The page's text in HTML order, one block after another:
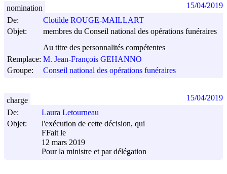
De:
Clotilde ROUGE-MAILLART
Objet:
membres du Conseil national des opérations funéraires
Au titre des personnalités compétentes
Remplace: M. Jean-François GEHANNO
Groupe:
Conseil national des opérations funéraires
nomination 15/04/2019
De:
Laura Letourneau
Objet:
l'exécution de cette décision, qui
FFait le
12 mars 2019
Pour la ministre et par délégation
charge 15/04/2019